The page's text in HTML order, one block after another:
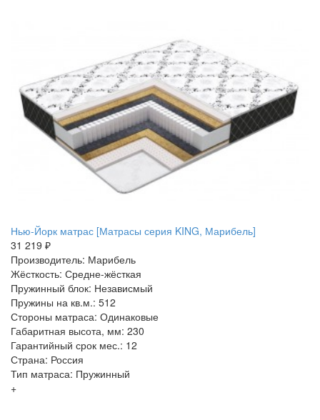
Нью-Йорк матрас [Матрасы серия KING, Марибель]
31 219 ₽
Производитель: Марибель
Жёсткость: Средне-жёсткая
Пружинный блок: Независмый
Пружины на кв.м.: 512
Стороны матраса: Одинаковые
Габаритная высота, мм: 230
Гарантийный срок мес.: 12
Страна: Россия
Тип матраса: Пружинный
+